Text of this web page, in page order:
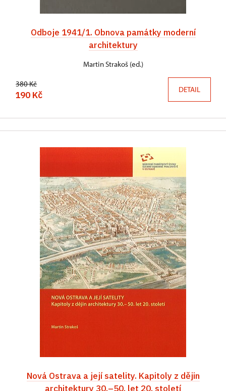
Odboje 1941/1. Obnova památky moderní
architektury
Martin Strakoš (ed.)
380 Kč
190 Kč DETAIL
Nová Ostrava a její satelity. Kapitoly z dějin
architektury 30.–50. let 20. století